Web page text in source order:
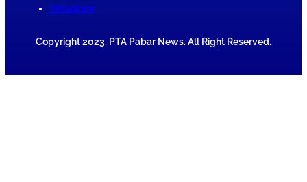
Instagram
Copyright 2023. PTA Pabar News. All Right Reserved.